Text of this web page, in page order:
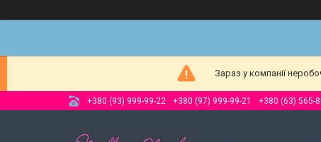
Зараз у компанії
+380 (93) 999-99-22 +380 (97) 999-99-21 +380 (63) 565-